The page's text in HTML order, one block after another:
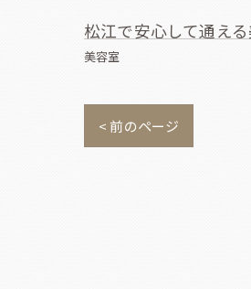
松江で安心して通え
美容室
< 前のページ